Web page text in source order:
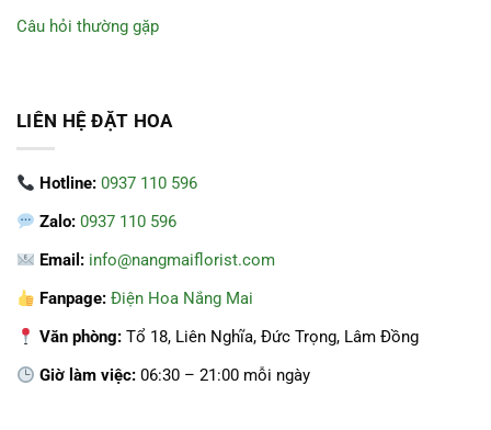
Câu hỏi thường gặp
LIÊN HỆ ĐẶT HOA
Hotline: 0937 110 596
Zalo: 0937 110 596
Email: info@nangmaiflorist.com
Fanpage: Điện Hoa Nắng Mai
Văn phòng: Tổ 18, Liên Nghĩa, Đức Trọng, Lâm Đồng
Giờ làm việc: 06:30 – 21:00 mỗi ngày